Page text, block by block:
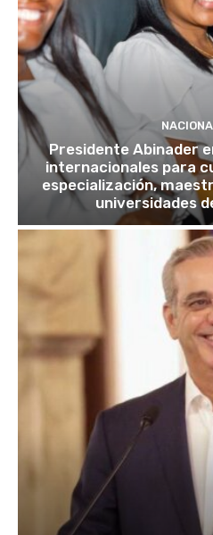
Presidente Abinader
internacionales para
especialización,
universidades